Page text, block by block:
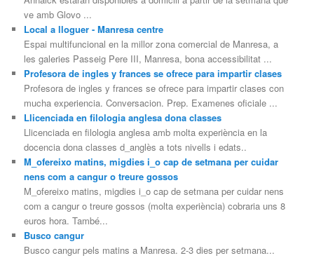
ve amb Glovo ...
Local a lloguer - Manresa centre
Espai multifuncional en la millor zona comercial de Manresa, a
les galeries Passeig Pere III, Manresa, bona accessibilitat ...
Profesora de ingles y frances se ofrece para impartir clases
Profesora de ingles y frances se ofrece para impartir clases con
mucha experiencia. Conversacion. Prep. Examenes oficiale ...
Llicenciada en filologia anglesa dona classes
Llicenciada en filologia anglesa amb molta experiència en la
docencia dona classes d_anglès a tots nivells i edats..
M_ofereixo matins, migdies i_o cap de setmana per cuidar
nens com a cangur o treure gossos
M_ofereixo matins, migdies i_o cap de setmana per cuidar nens
com a cangur o treure gossos (molta experiència) cobraria uns 8
euros hora. També...
Busco cangur
Busco cangur pels matins a Manresa. 2-3 dies per setmana...